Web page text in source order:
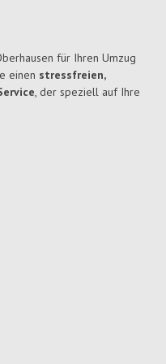
für Ihren Umzug
einen stressfreien,
, der speziell auf Ihre